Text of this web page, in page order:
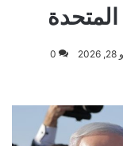
0